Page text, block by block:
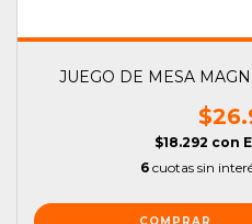
JUEGO DE MESA
$18.292 con
6 cuotas sin